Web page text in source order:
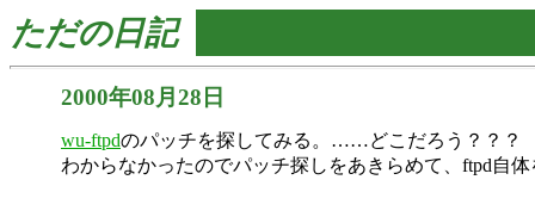
ただの日記
2000年08月28日
wu-ftpdのパッチを探してみる。……どこだろう？？？
わからなかったのでパッチ探しをあきらめて、ftpd自